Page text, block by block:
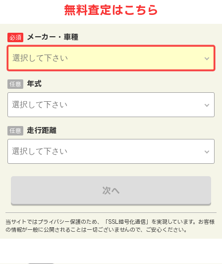
無料査定はこちら
メーカー・車種
必須
年式
任意
走行距離
任意
次へ
当サイトではプライバシー保護のため、「SSL暗号化通信」を実現しています。お客様
の情報が一般に公開されることは一切ございませんので、ご安心ください。